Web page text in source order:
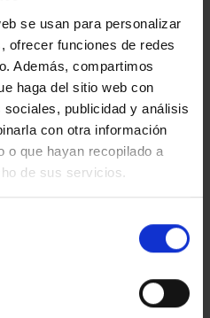
se usan para personalizar
ofrecer funciones de redes
Además, compartimos
haga del sitio web con
publicidad y análisis
con otra información
o que hayan recopilado a
de sus servicios.